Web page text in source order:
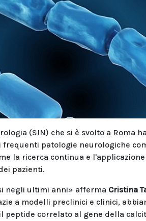
(SIN) che si è svolto a Roma
patologie neurologiche
la ricerca continua e
pazienti.
negli ultimi anni» afferma Cristina
a modelli preclinici e clinici,
correlato al gene della